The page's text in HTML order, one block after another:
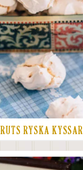
RUTS RYSKA KYSSAR